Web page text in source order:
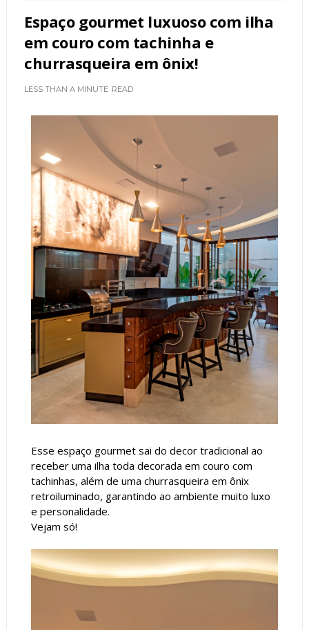
Espaço gourmet luxuoso com ilha
em couro com tachinha e
churrasqueira em ônix!
LESS THAN A MINUTE READ
Esse espaço gourmet sai do decor tradicional ao
receber uma ilha toda decorada em couro com
tachinhas, além de uma churrasqueira em ônix
retroiluminado, garantindo ao ambiente muito luxo
e personalidade.
Vejam só!